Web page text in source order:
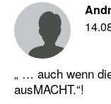
„ … auch wenn
ausMACHT.“!